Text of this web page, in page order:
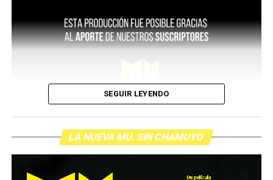
SEGUIR LEYENDO
LA NUEVA MU. SIN CHAMUYO